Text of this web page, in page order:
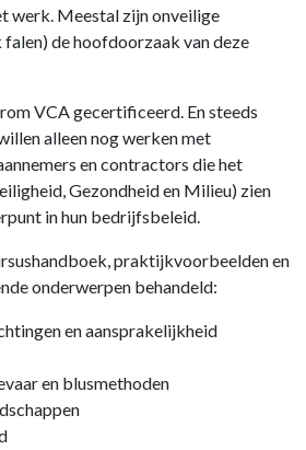
werk. Meestal zijn onveilige
de hoofdoorzaak van deze
VCA gecertificeerd. En steeds
alleen nog werken met
en contractors die het
Gezondheid en Milieu) zien
in hun bedrijfsbeleid.
praktijkvoorbeelden en
onderwerpen behandeld:
en aansprakelijkheid
en blusmethoden